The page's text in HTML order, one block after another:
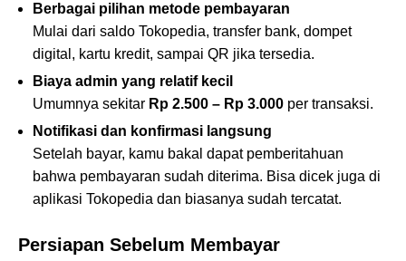
Berbagai pilihan metode pembayaran
Mulai dari saldo Tokopedia, transfer bank, dompet
digital, kartu kredit, sampai QR jika tersedia.
Biaya admin yang relatif kecil
Umumnya sekitar Rp 2.500 – Rp 3.000 per transaksi.
Notifikasi dan konfirmasi langsung
Setelah bayar, kamu bakal dapat pemberitahuan
bahwa pembayaran sudah diterima. Bisa dicek juga di
aplikasi Tokopedia dan biasanya sudah tercatat.
Persiapan Sebelum Membayar